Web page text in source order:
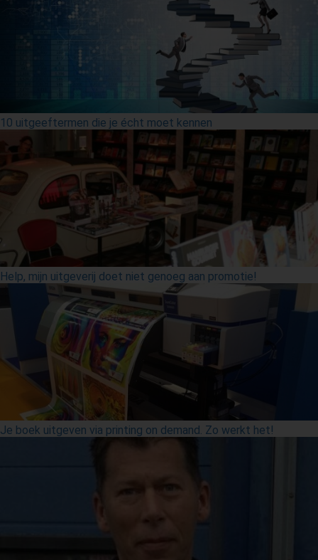
10 uitgeeftermen die je écht moet kennen
Help, mijn uitgeverij doet niet genoeg aan promotie!
Je boek uitgeven via printing on demand. Zo werkt het!